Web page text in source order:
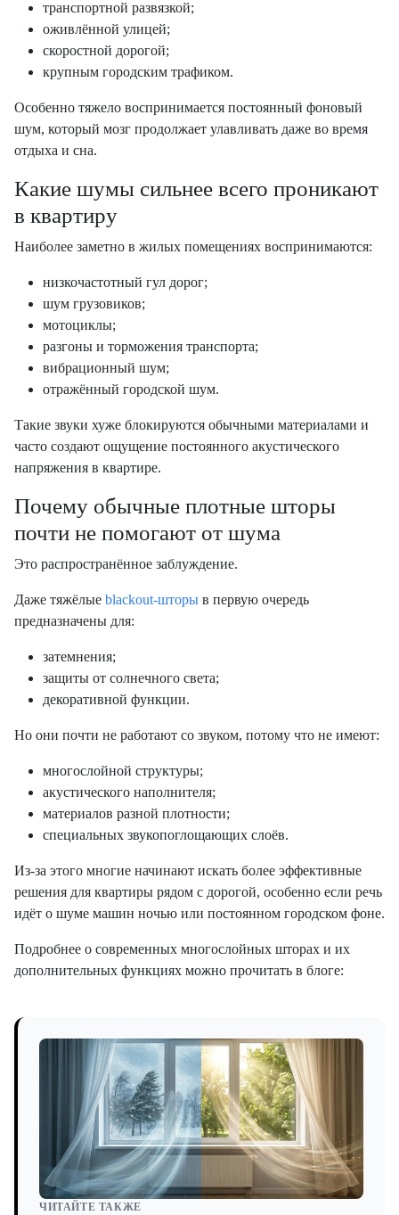
транспортной развязкой;
оживлённой улицей;
скоростной дорогой;
крупным городским трафиком.
Особенно тяжело воспринимается постоянный фоновый
шум, который мозг продолжает улавливать даже во время
отдыха и сна.
Какие шумы сильнее всего проникают
в квартиру
Наиболее заметно в жилых помещениях воспринимаются:
низкочастотный гул дорог;
шум грузовиков;
мотоциклы;
разгоны и торможения транспорта;
вибрационный шум;
отражённый городской шум.
Такие звуки хуже блокируются обычными материалами и
часто создают ощущение постоянного акустического
напряжения в квартире.
Почему обычные плотные шторы
почти не помогают от шума
Это распространённое заблуждение.
Даже тяжёлые blackout-шторы в первую очередь
предназначены для:
затемнения;
защиты от солнечного света;
декоративной функции.
Но они почти не работают со звуком, потому что не имеют:
многослойной структуры;
акустического наполнителя;
материалов разной плотности;
специальных звукопоглощающих слоёв.
Из-за этого многие начинают искать более эффективные
решения для квартиры рядом с дорогой, особенно если речь
идёт о шуме машин ночью или постоянном городском фоне.
Подробнее о современных многослойных шторах и их
дополнительных функциях можно прочитать в блоге:
ЧИТАЙТЕ ТАКЖЕ